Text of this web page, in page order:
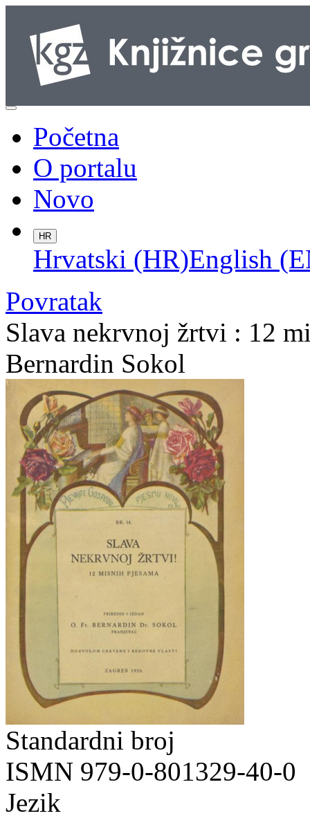
Početna
O portalu
Novo
HR
Hrvatski (HR)English
Povratak
Slava nekrvnoj žrtvi : 12
Bernardin Sokol
Standardni broj
ISMN 979-0-801329-40-0
Jezik